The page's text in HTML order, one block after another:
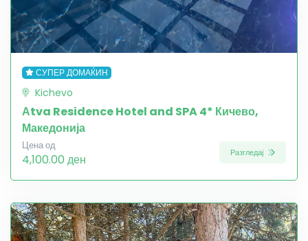
СУПЕР ДОМАЌИН
Kichevo
Аtva Residence Hotel and SPA 4* Кичево,
Македонија
Цена од
4,100.00 ден Разгледај